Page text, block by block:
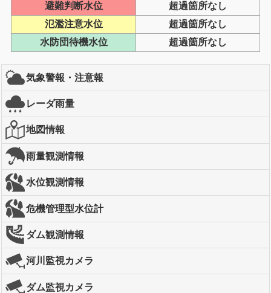
避難判断水位
超過箇所なし
氾濫注意水位
超過箇所なし
水防団待機水位
超過箇所なし
気象警報・注意報
レーダ雨量
地図情報
雨量観測情報
水位観測情報
危機管理型水位計
ダム観測情報
河川監視カメラ
ダム監視カメラ